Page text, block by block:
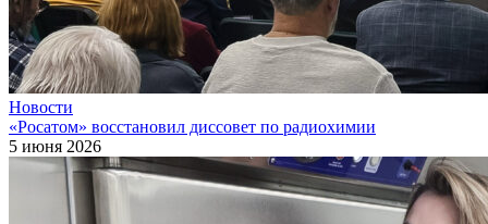
Новости
«Росатом» восстановил диссовет по радиохимии
5 июня 2026